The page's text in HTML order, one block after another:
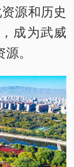
源和历史
成为武威
。